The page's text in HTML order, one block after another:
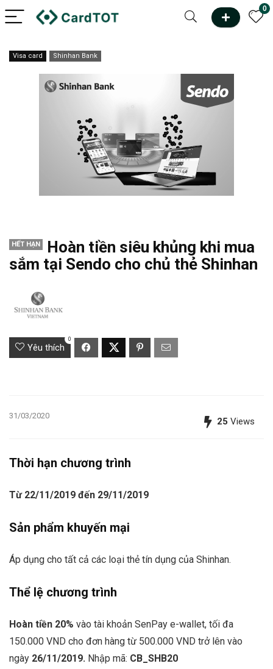
0
Visa card Shinhan Bank
HẾT HẠN
Hoàn tiền siêu khủng khi mua
sắm tại Sendo cho chủ thẻ Shinhan
Yêu thích
0
31/03/2020
25 Views
Thời hạn chương trình
Từ 22/11/2019 đến 29/11/2019
Sản phẩm khuyến mại
Áp dụng cho tất cả các loại thẻ tín dụng của Shinhan.
Thể lệ chương trình
Hoàn tiền 20% vào tài khoản SenPay e-wallet, tối đa
150.000 VND cho đơn hàng từ 500.000 VND trở lên vào
ngày 26/11/2019. Nhập mã: CB_SHB20